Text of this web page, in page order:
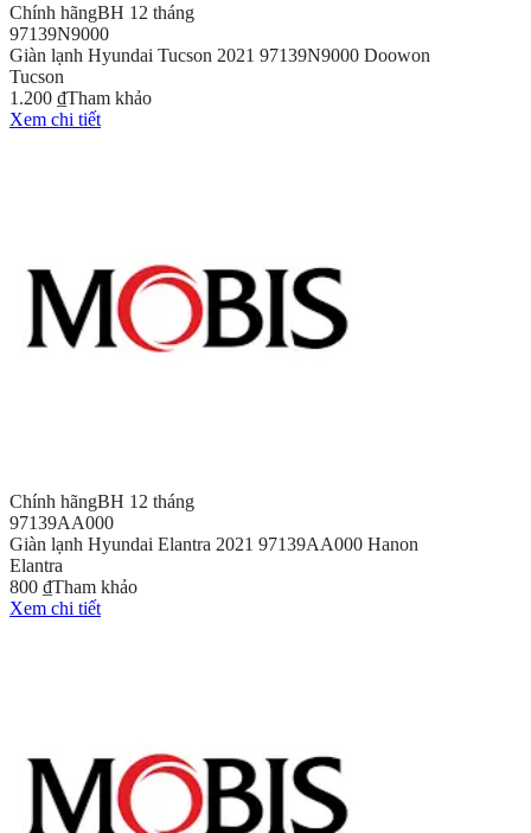
Chính hãngBH 12 tháng
97139N9000
Giàn lạnh Hyundai Tucson 2021 97139N9000 Doowon
Tucson
1.200 ₫Tham khảo
Xem chi tiết
Chính hãngBH 12 tháng
97139AA000
Giàn lạnh Hyundai Elantra 2021 97139AA000 Hanon
Elantra
800 ₫Tham khảo
Xem chi tiết